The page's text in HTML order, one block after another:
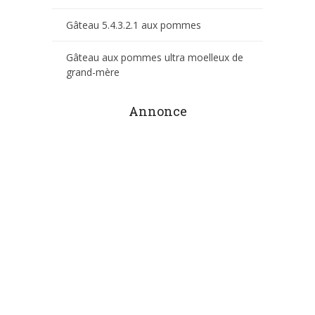
Gâteau 5.4.3.2.1 aux pommes
Gâteau aux pommes ultra moelleux de
grand-mère
Annonce